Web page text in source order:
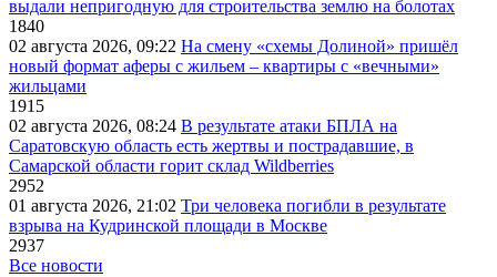
выдали непригодную для строительства землю на болотах
1840
02 августа 2026, 09:22 На смену «схемы Долиной» пришёл
новый формат аферы с жильем – квартиры с «вечными»
жильцами
1915
02 августа 2026, 08:24 В результате атаки БПЛА на
Саратовскую область есть жертвы и пострадавшие, в
Самарской области горит склад Wildberries
2952
01 августа 2026, 21:02 Три человека погибли в результате
взрыва на Кудринской площади в Москве
2937
Все новости